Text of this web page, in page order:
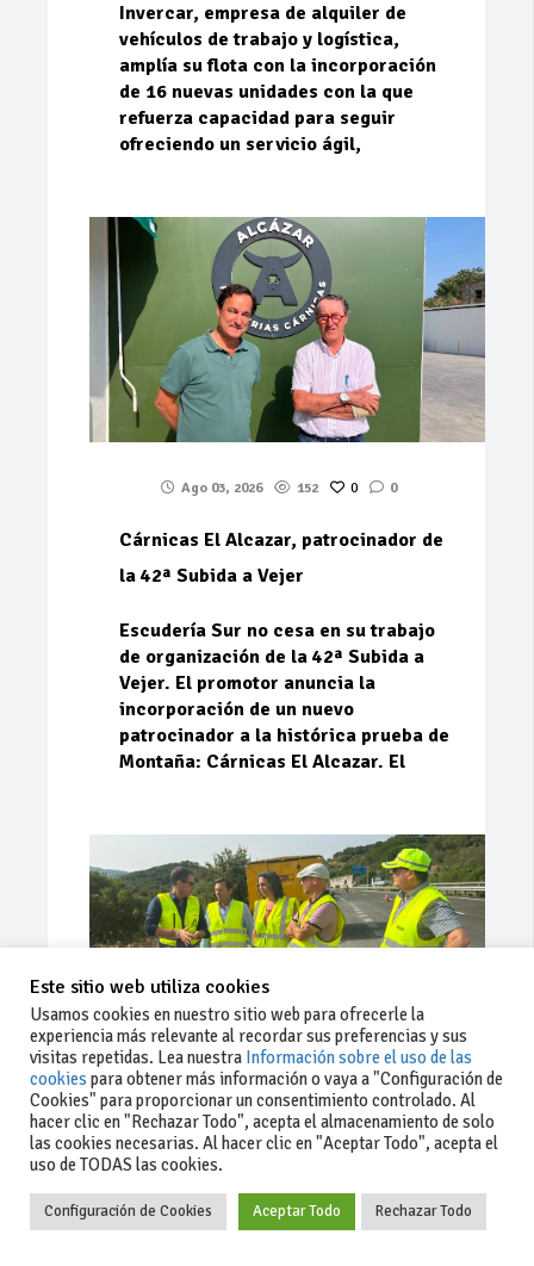
Invercar, empresa de alquiler de
vehículos de trabajo y logística,
amplía su flota con la incorporación
de 16 nuevas unidades con la que
refuerza capacidad para seguir
ofreciendo un servicio ágil,
Ago 03, 2026 152 0 0
Cárnicas El Alcazar, patrocinador de
la 42ª Subida a Vejer
Escudería Sur no cesa en su trabajo
de organización de la 42ª Subida a
Vejer. El promotor anuncia la
incorporación de un nuevo
patrocinador a la histórica prueba de
Montaña: Cárnicas El Alcazar. El
Ago 03, 2026 81 0 0
La Junta implementa mejoras en la
A381 por Los Barrios
Este sitio web utiliza cookies
Usamos cookies en nuestro sitio web para ofrecerle la
experiencia más relevante al recordar sus preferencias y sus
visitas repetidas. Lea nuestra Información sobre el uso de las
cookies para obtener más información o vaya a "Configuración de
Cookies" para proporcionar un consentimiento controlado. Al
hacer clic en "Rechazar Todo", acepta el almacenamiento de solo
las cookies necesarias. Al hacer clic en "Aceptar Todo", acepta el
uso de TODAS las cookies.
Configuración de Cookies Aceptar Todo Rechazar Todo